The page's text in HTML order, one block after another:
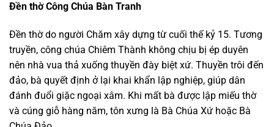
Đền thờ Công Chúa Bàn Tranh
Đền thờ do người Chăm xây dựng từ cuối thế kỷ 15. Tương
truyền, công chúa Chiêm Thành không chịu bị ép duyên
nên nhà vua thả xuống thuyền đày biệt xứ. Thuyền trôi đến
đảo, bà quyết định ở lại khai khẩn lập nghiệp, giúp dân
đánh đuổi giặc ngoại xâm. Khi mất bà được lập miếu thờ
và cúng giỗ hàng năm, tôn xưng là Bà Chúa Xứ hoặc Bà